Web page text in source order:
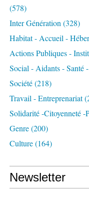
(578)
Inter Génération (328)
Habitat - Accueil -
Actions Publiques -
Social - Aidants - Santé -
Société(218)
Travail - Entreprenariat
Solidarité -citoyenneté -
Genre(200)
Culture(164)
Newsletter